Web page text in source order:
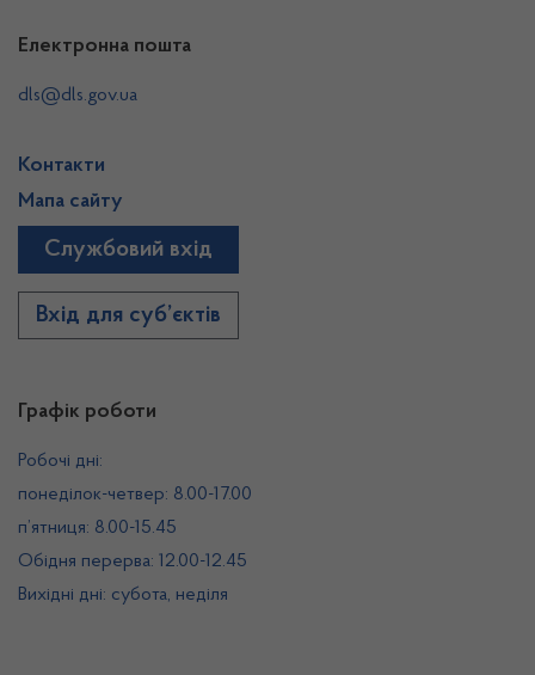
Графік роботи
Робочі дні:
понеділок-четвер: 8.00-17.00
п’ятниця: 8.00-15.45
Обідня перерва: 12.00-12.45
Вихідні дні: субота, неділя
Електронна пошта
dls@dls.gov.ua
Контакти
Мапа сайту
Службовий вхід
Вхід для суб’єктів